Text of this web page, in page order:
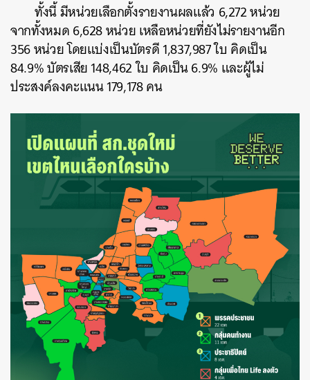
ทั้งนี้ มีหน่วยเลือกตั้งรายงานผลแล้ว 6,272 หน่วย
จากทั้งหมด 6,628 หน่วย เหลือหน่วยที่ยังไม่รายงานอีก
356 หน่วย โดยแบ่งเป็นบัตรดี 1,837,987 ใบ คิดเป็น
84.9% บัตรเสีย 148,462 ใบ คิดเป็น 6.9% และผู้ไม่
ประสงค์ลงคะแนน 179,178 คน